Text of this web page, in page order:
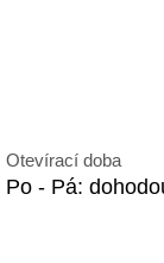
Otevírací doba
Po - Pá: